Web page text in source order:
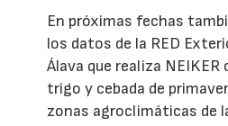
En próximas fechas
los datos de la RED
Álava que realiza NEIKER
trigo y cebada de
zonas agroclimáticas de